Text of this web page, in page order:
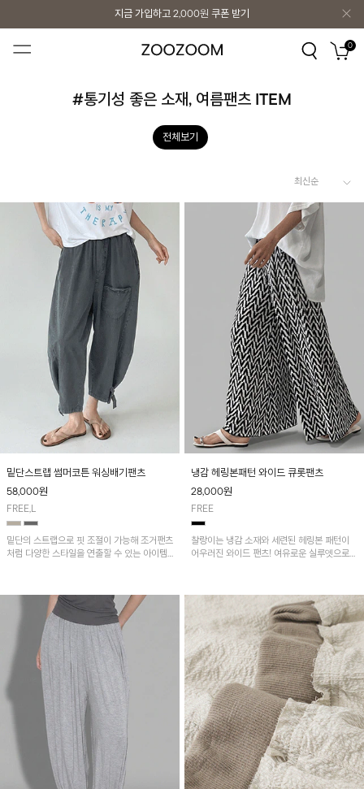
지금 가입하고 2,000원 쿠폰 받기
지금 가입하고 2,000원 쿠폰 받기 0
#통기성 좋은 소재, 여름팬츠 ITEM
전체보기
밑단스트랩 썸머코튼 워싱배기팬츠
58,000원
FREE,L
밑단의 스트랩으로 핏 조절이 가능해 조거팬츠
처럼 다양한 스타일을 연출할 수 있는 아이템!
냉감 헤링본패턴 와이드 큐롯팬츠
28,000원
FREE
찰랑이는 냉감 소재와 세련된 헤링본 패턴이
어우러진 와이드 팬츠! 여유로운 실루엣으로
다.